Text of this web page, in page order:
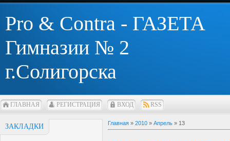
Pro & Contra - ГАЗЕТА
Гимназии № 2
г.Солигорска
ГЛАВНАЯ РЕГИСТРАЦИЯ ВХОД RSS
ЗАКЛАДКИ Главная » 2010 » Апрель » 13